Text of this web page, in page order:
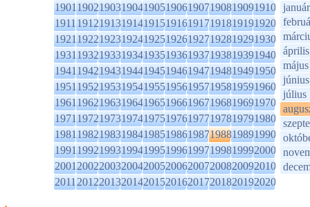
1901190219031904190519061907190819091910
1911191219131914191519161917191819191920
1921192219231924192519261927192819291930
1931193219331934193519361937193819391940
1941194219431944194519461947194819491950
1951195219531954195519561957195819591960
1961196219631964196519661967196819691970
1971197219731974197519761977197819791980
1981198219831984198519861987198819891990
1991199219931994199519961997199819992000
2001200220032004200520062007200820092010
2011201220132014201520162017201820192020
január
április
május
június
július